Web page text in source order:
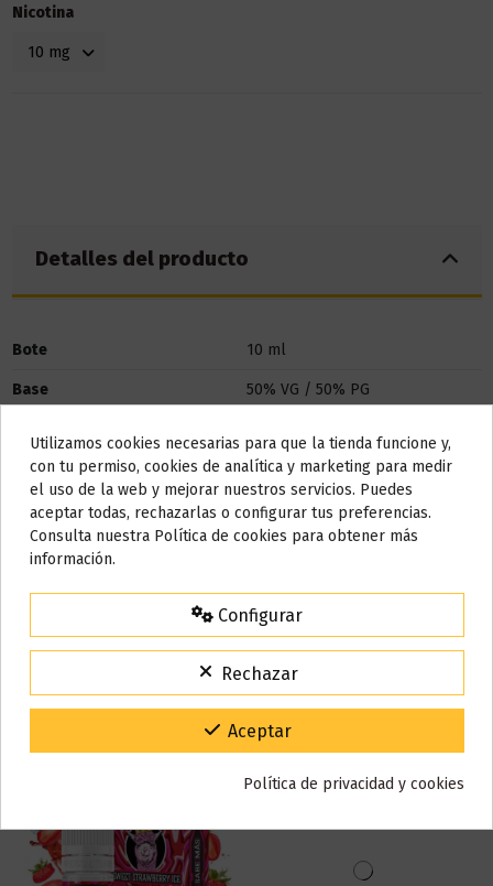
Nicotina
Detalles del producto
Bote 10 ml
Base 50% VG / 50% PG
Marca Alpaca Salts
Referencia 003636
En stock 100 Artículos
Reseñas (1)
También puede que te guste
Do not show again.
AVISO IMPORTANTE
Nos tomamos unos días
15% de descuento
Código:VACACIONES15
Gracias por tu paciencia y por seguir confiando en nosotros.
Utilizamos cookies necesarias para que la tienda funcione y,
con tu permiso, cookies de analítica y marketing para medir
el uso de la web y mejorar nuestros servicios. Puedes
aceptar todas, rechazarlas o configurar tus preferencias.
Consulta nuestra Política de cookies para obtener más
información.
Configurar
Rechazar
Aceptar
Política de privacidad y cookies